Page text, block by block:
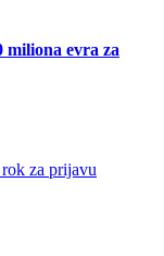
miliona evra za